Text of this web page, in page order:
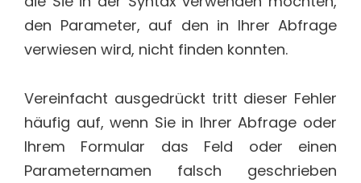
den Parameter, auf den in Ihrer Abfrage
verwiesen wird, nicht finden konnten.
Vereinfacht ausgedrückt tritt dieser Fehler
häufig auf, wenn Sie in Ihrer Abfrage oder
Ihrem Formular das Feld oder einen
Parameternamen falsch geschrieben